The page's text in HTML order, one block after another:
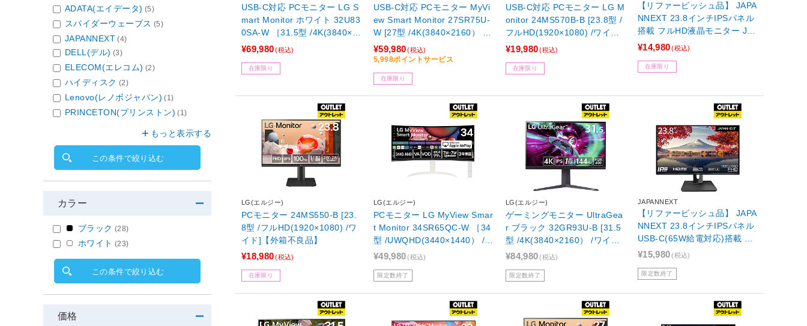
USB-C対応 PCモニター LG S
mart Monitor ホワイト 32U83
0SA-W ［31.5型 /4K(3840×2
160） /ワイド /60Hz］【外箱
¥69,980(税込)
在庫限り
USB-C対応 PCモニター MyVi
ew Smart Monitor 27SR75U-
W [27型 /4K(3840×2160） /
ワイド]【外箱不良品】
¥59,980(税込)
5,998ポイントサービス
在庫限り
USB-C対応 PCモニター LG M
onitor 24MS570B-B [23.8型 /
フルHD(1920×1080) /ワイド]
【外箱不良品】
¥19,980(税込)
在庫限り
【リファービッシュ品】 JAPA
NNEXT 23.8インチIPSパネル
搭載 フルHD液晶モニター JN-
IPS2380FHD-C65W-N ［23.8
ド］
¥14,980(税込)
在庫限り
LG(エルジー)
PCモニター 24MS550-B [23.
8型 /フルHD(1920×1080) /ワ
イド]【外箱不良品】
¥18,980(税込)
在庫限り
LG(エルジー)
PCモニター LG MyView Smar
t Monitor 34SR65QC-W ［34
型 /UWQHD(3440×1440） /ワ
イド /曲面型 /100Hz］【外箱
¥49,980(税込)
限定数終了
LG(エルジー)
ゲーミングモニター UltraGea
r ブラック 32GR93U-B [31.5
型 /4K(3840×2160） /ワイド]
【外箱不良品】
¥84,980(税込)
限定数終了
JAPANNEXT
【リファービッシュ品】 JAPA
NNEXT 23.8インチIPSパネル
USB-C(65W給電対応)搭載 昇
降式スタンド採用フルHD液晶
-C65W [23.8型 /フルHD(1920
¥15,980(税込)
限定数終了
ADATA(エイデータ) (5)
スパイダーウェーブス (5)
JAPANNEXT (4)
DELL(デル) (3)
ELECOM(エレコム) (2)
ハイディスク (2)
Lenovo(レノボジャパン) (1)
PRINCETON(プリンストン) (1)
もっと表示する
この条件で絞り込む
カラー
ブラック (28)
ホワイト (23)
この条件で絞り込む
価格